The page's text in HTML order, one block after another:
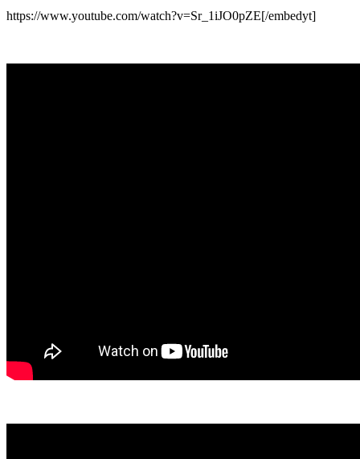
https://www.youtube.com/watch?v=Sr_1iJO0pZE[/embedyt]